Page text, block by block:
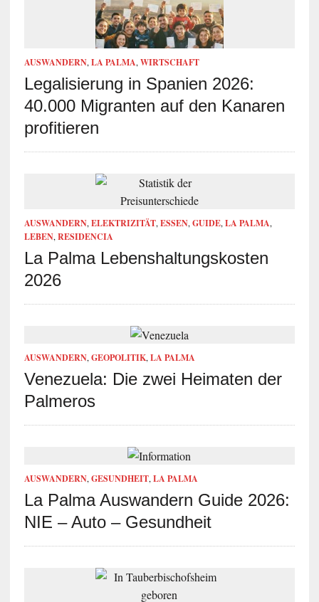
AUSWANDERN, LA PALMA, WIRTSCHAFT
Legalisierung in Spanien 2026:
40.000 Migranten auf den Kanaren
profitieren
AUSWANDERN, ELEKTRIZITÄT, ESSEN, GUIDE, LA PALMA,
LEBEN, RESIDENCIA
La Palma Lebenshaltungskosten
2026
AUSWANDERN, GEOPOLITIK, LA PALMA
Venezuela: Die zwei Heimaten der
Palmeros
AUSWANDERN, GESUNDHEIT, LA PALMA
La Palma Auswandern Guide 2026:
NIE – Auto – Gesundheit